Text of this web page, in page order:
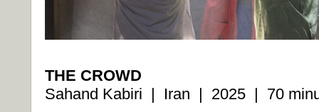
THE CROWD
Sahand Kabiri | Iran | 2025 | 70